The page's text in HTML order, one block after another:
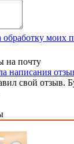
обработку моих
на почту
написания
свой отзыв.